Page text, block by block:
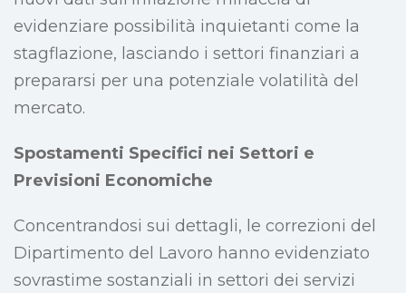
evidenziare possibilità inquietanti come la
stagflazione, lasciando i settori finanziari a
prepararsi per una potenziale volatilità del
mercato.
Spostamenti Specifici nei Settori e
Previsioni Economiche
Concentrandosi sui dettagli, le correzioni del
Dipartimento del Lavoro hanno evidenziato
sovrastime sostanziali in settori dei servizi